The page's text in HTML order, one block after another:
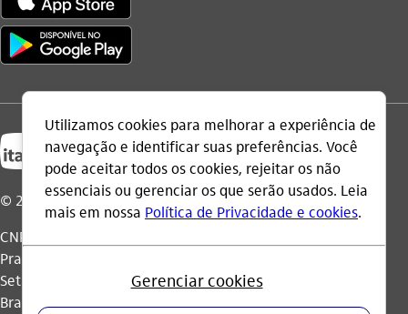
© 2026 Itaú Unibanco Holding S.A.
CNPJ: 60.872.504/0001-23
Praça Alfredo Egydio de Souza Aranha, 100, Torre Olavo
Setubal, Parque Jabaquara - CEP 04344-902 - São Paulo -
Brasil.